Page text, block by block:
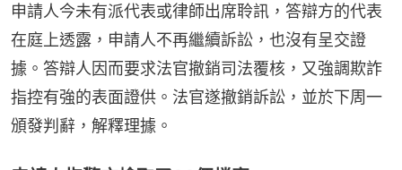
申請人今未有派代表或律師出席聆訊，答辯方的代表
在庭上透露，申請人不再繼續訴訟，也沒有呈交證
據。答辯人因而要求法官撤銷司法覆核，又強調欺詐
指控有強的表面證供。法官遂撤銷訴訟，並於下周一
頒發判辭，解釋理據。